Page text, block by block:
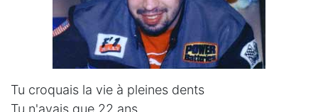
Tu croquais la vie à pleines dents
Tu n'avais que 22 ans